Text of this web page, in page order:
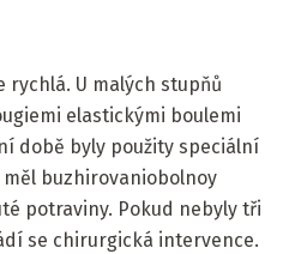
rychlá. U malých stupňů
elastickými boulemi
době byly použity speciální
buzhirovaniobolnoy
potraviny. Pokud nebyly tři
se chirurgická intervence.